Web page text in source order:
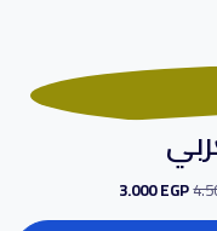
جافا
3.000EGP